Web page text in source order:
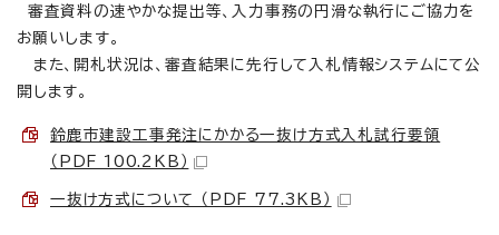
審査資料の速やかな提出等、入力事務の円滑な執行にご協力を
お願いします。
また、開札状況は、審査結果に先行して入札情報システムにて公
開します。
鈴鹿市建設工事発注にかかる一抜け方式入札試行要領
（PDF 100.2KB）
一抜け方式について （PDF 77.3KB）